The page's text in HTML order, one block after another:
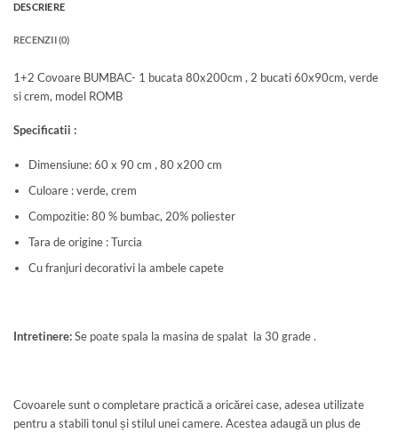
DESCRIERE
RECENZII (0)
1+2 Covoare BUMBAC- 1 bucata 80x200cm , 2 bucati 60x90cm, verde
si crem, model ROMB
Specificatii :
Dimensiune: 60 x 90 cm , 80 x200 cm
Culoare : verde, crem
Compozitie: 80 % bumbac, 20% poliester
Tara de origine : Turcia
Cu franjuri decorativi la ambele capete
Intretinere:Se poate spala la masina de spalat la 30 grade .
Covoarele sunt o completare practică a oricărei case, adesea utilizate
pentru a stabili tonul și stilul unei camere. Acestea adaugă un plus de